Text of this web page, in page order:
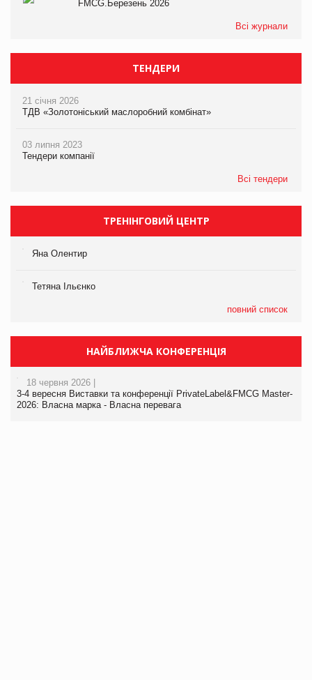
FMCG.Березень 2026
Всі журнали
ТЕНДЕРИ
21 січня 2026
ТДВ «Золотоніський маслоробний комбінат»
03 липня 2023
Тендери компанії
Всі тендери
ТРЕНІНГОВИЙ ЦЕНТР
Яна Олентир
Тетяна Ільєнко
повний список
НАЙБЛИЖЧА КОНФЕРЕНЦІЯ
18 червня 2026 |
3-4 вересня Виставки та конференції PrivateLabel&FMCG Master-
2026: Власна марка - Власна перевага